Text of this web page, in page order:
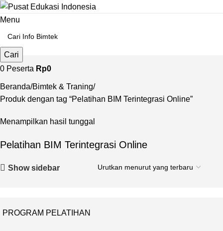
Menu
Cari
0 Peserta Rp0
Beranda Bimtek & Traning
Produk dengan tag “Pelatihan BIM Terintegrasi Online”
Menampilkan hasil tunggal
Pelatihan BIM Terintegrasi Online
Show sidebar
PROGRAM PELATIHAN